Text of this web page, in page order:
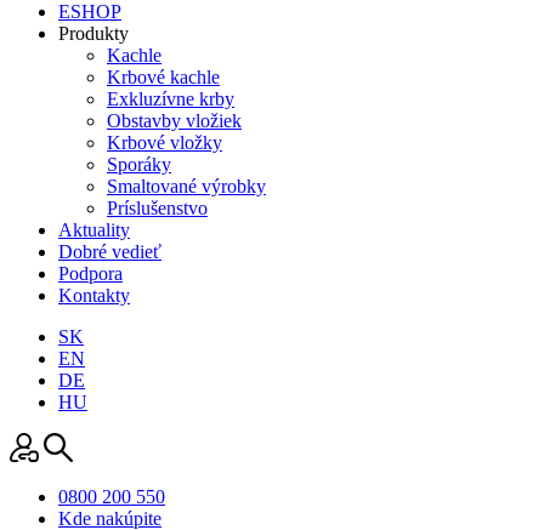
ESHOP
Produkty
Kachle
Krbové kachle
Exkluzívne krby
Obstavby vložiek
Krbové vložky
Sporáky
Smaltované výrobky
Príslušenstvo
Aktuality
Dobré vedieť
Podpora
Kontakty
SK
EN
DE
HU
0800 200 550
Kde nakúpite